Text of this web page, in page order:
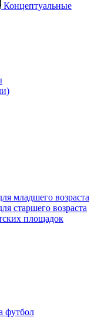
Концептуальные
младшего возраста
старшего возраста
площадок
футбол